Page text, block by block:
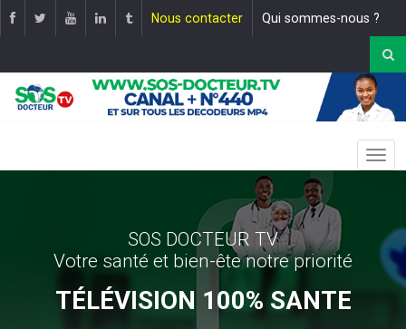
Nous contacter Qui sommes-nous ?
SOS DOCTEUR TV
Votre santé et bien-ête notre priorité
TÉLÉVISION 100% SANTE